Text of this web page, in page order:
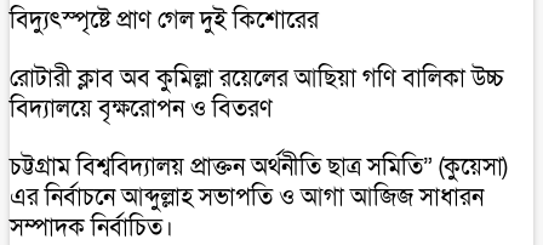
বিদ্যুৎস্পৃষ্টে প্রাণ গেল দুই কিশোরের
রোটারী ক্লাব অব কুমিল্লা রয়েলের আছিয়া গণি বালিকা উচ্চ
বিদ্যালয়ে বৃক্ষরোপন ও বিতরণ
চট্টগ্রাম বিশ্ববিদ্যালয় প্রাক্তন অর্থনীতি ছাত্র সমিতি” (কুয়েসা)
এর নির্বাচনে আব্দুল্লাহ সভাপতি ও আগা আজিজ সাধারন
সম্পাদক নির্বাচিত।